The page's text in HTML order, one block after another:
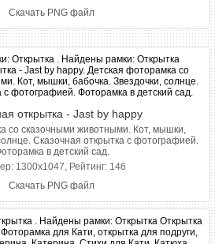
Скачать PNG файл
открытка - Jast by happy
со сказочными животными. Кот, мышки,
Сказочная открытка с фотографией.
в детский сад.
1300x1047, Рейтинг: 146
Скачать PNG файл